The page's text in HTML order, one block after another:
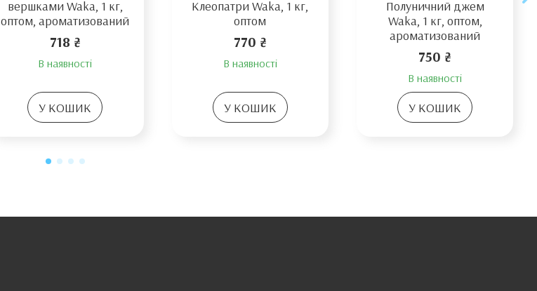
вершками Waka, 1 кг,
оптом, ароматизований
718 ₴
В наявності
У КОШИК
Клеопатри Waka, 1 кг,
оптом
770 ₴
В наявності
У КОШИК
Полуничний джем
Waka, 1 кг, оптом,
ароматизований
750 ₴
В наявності
У КОШИК